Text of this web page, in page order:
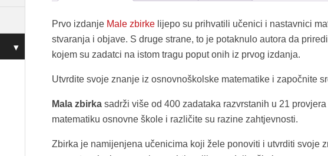
Prvo izdanje Male zbirke lijepo su prihvatili učenici i nastavnici
stvaranja i objave. S druge strane, to je potaknulo autora da
kojem su zadatci na istom tragu poput onih iz prvog izdanja.
Utvrdite svoje znanje iz osnovnoškolske matematike i započnite
Mala zbirka sadrži više od 400 zadataka razvrstanih u 21
matematiku osnovne škole i različite su razine zahtjevnosti.
Zbirka je namijenjena učenicima koji žele ponoviti i utvrditi svoje